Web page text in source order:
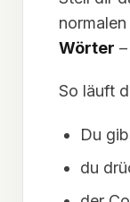
Wörter
So läuft
Du
du